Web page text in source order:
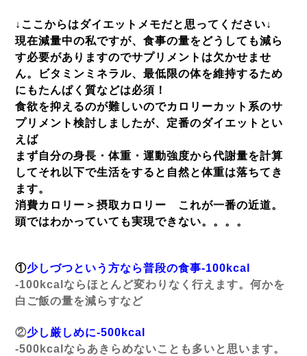
↓ここからはダイエットメモだと思ってください↓
現在減量中の私ですが、食事の量をどうしても減ら
す必要がありますのでサプリメントは欠かせませ
ん。
ビタミンミネラル、最低限の体を維持するため
にもたんぱく質などは必須！
食欲を抑えるのが難しいのでカロリーカット系のサ
プリメント検討しましたが、定番のダイエットとい
えば
まず自分の身長・体重・運動強度から代謝量を計算
してそれ以下で生活をすると自然と体重は落ちてき
ます。
消費カロリー＞摂取カロリー これが一番の近道。
頭ではわかっていても実現できない。。。。
①少しづつという方なら普段の食事-100 kcal
-100kcalならほとんど変わりなく行えます。 何かを
白ご飯の量を減らすなど
②少し厳しめに-500 kcal
-500kcalならあきらめないことも多いと思います。